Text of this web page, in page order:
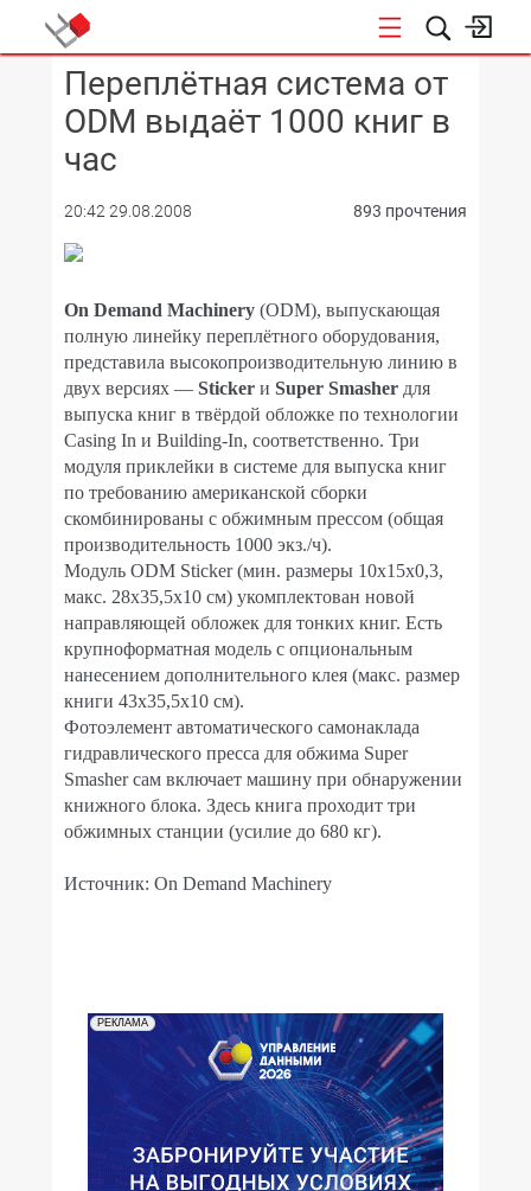
КОНФЕРЕНЦИИ
Переплётная система от
ODM выдаёт 1000 книг в
час
20:42 29.08.2008 893 прочтения
On Demand Machinery (ODM), выпускающая
полную линейку переплётного оборудования,
представила высокопроизводительную линию в
двух версиях — Sticker и Super Smasher для
выпуска книг в твёрдой обложке по технологии
Casing In и Building-In, соответственно. Три
модуля приклейки в системе для выпуска книг
по требованию американской сборки
скомбинированы с обжимным прессом (общая
производительность 1000 экз./ч).
Модуль ODM Sticker (мин. размеры 10х15х0,3,
макс. 28х35,5х10 см) укомплектован новой
направляющей обложек для тонких книг. Есть
крупноформатная модель с опциональным
нанесением дополнительного клея (макс. размер
книги 43х35,5х10 см).
Фотоэлемент автоматического самонаклада
гидравлического пресса для обжима Super
Smasher сам включает машину при обнаружении
книжного блока. Здесь книга проходит три
обжимных станции (усилие до 680 кг).
Источник: On Demand Machinery
РЕКЛАМА